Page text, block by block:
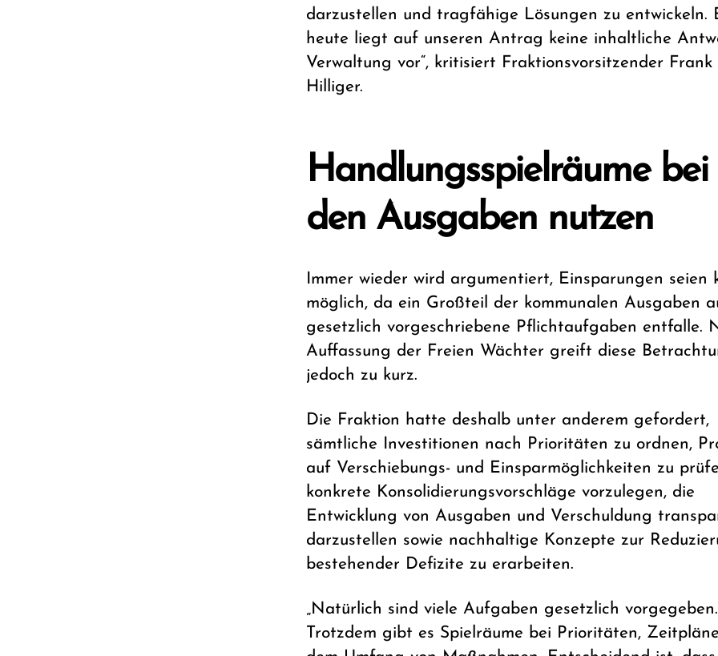
darzustellen und tragfähige Lösungen zu entwickeln.
heute liegt auf unseren Antrag keine inhaltliche
Verwaltung vor“, kritisiert Fraktionsvorsitzender Frank
Hilliger.
Handlungsspielräume bei
den Ausgaben nutzen
Immer wieder wird argumentiert, Einsparungen seien
möglich, da ein Großteil der kommunalen Ausgaben
gesetzlich vorgeschriebene Pflichtaufgaben entfalle.
Auffassung der Freien Wächter greift diese
jedoch zu kurz.
Die Fraktion hatte deshalb unter anderem gefordert,
sämtliche Investitionen nach Prioritäten zu ordnen,
auf Verschiebungs- und Einsparmöglichkeiten zu
konkrete Konsolidierungsvorschläge vorzulegen, die
Entwicklung von Ausgaben und Verschuldung
darzustellen sowie nachhaltige Konzepte zur
bestehender Defizite zu erarbeiten.
„Natürlich sind viele Aufgaben gesetzlich vorgegeben.
Trotzdem gibt es Spielräume bei Prioritäten,